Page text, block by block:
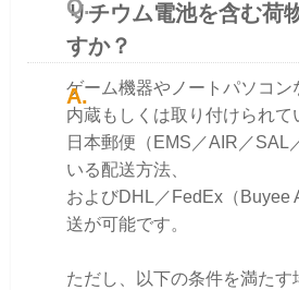
リチウム電池を含む荷
すか？
ゲーム機器やノートパソコン
内蔵もしくは取り付けられて
日本郵便（EMS／AIR／SAL
いる配送方法、
およびDHL／FedEx（Buyee
送が可能です。
ただし、以下の条件を満たす